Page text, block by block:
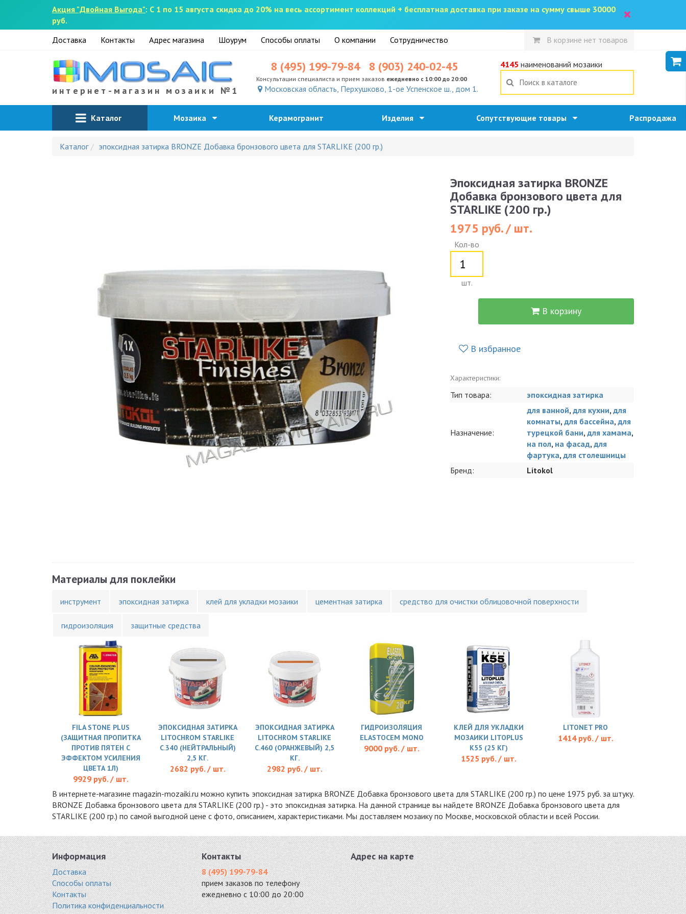
Акция "Двойная Выгода": С 1 по 15 августа скидка до 20% на весь ассортимент коллекций + бесплатная доставка при заказе на сумму свыше 30000
руб.
×
Доставка Контакты Адрес магазина Шоурум Способы оплаты О компании Сотрудничество В корзине нет товаров
интернет-магазин мозаики №1
8 (495) 199-79-84 8 (903) 240-02-45
Консультации специалиста и прием заказов ежедневно с 10:00 до 20:00
Московская область, Перхушково, 1-ое Успенское ш., дом 1.
4145 наименований мозаики
Каталог Мозаика Керамогранит Изделия Сопутствующие товары Распродажа
Каталог эпоксидная затирка BRONZE Добавка бронзового цвета для STARLIKE (200 гр.)
Эпоксидная затирка BRONZE
Добавка бронзового цвета для
STARLIKE (200 гр.)
1975 руб. / шт.
Кол-во
шт.
В корзину
В избранное
Характеристики:
Тип товара: эпоксидная затирка
Назначение:
для ванной, для кухни, для
комнаты, для бассейна, для
турецкой бани, для хамама,
на пол, на фасад, для
фартука, для столешницы
Бренд:
Litokol
Материалы для поклейки
инструмент эпоксидная затирка клей для укладки мозаики цементная затирка средство для очистки облицовочной поверхности
гидроизоляция защитные средства
FILA STONE PLUS
(ЗАЩИТНАЯ ПРОПИТКА
ПРОТИВ ПЯТЕН С
ЭФФЕКТОМ УСИЛЕНИЯ
ЦВЕТА 1Л)
9929 руб. / шт.
ЭПОКСИДНАЯ ЗАТИРКА
LITOCHROM STARLIKE
C.340 (НЕЙТРАЛЬНЫЙ)
2,5 КГ.
2682 руб. / шт.
ЭПОКСИДНАЯ ЗАТИРКА
LITOCHROM STARLIKE
C.460 (ОРАНЖЕВЫЙ) 2,5
КГ.
2982 руб. / шт.
ГИДРОИЗОЛЯЦИЯ
ELASTOCEM MONO
9000 руб. / шт.
КЛЕЙ ДЛЯ УКЛАДКИ
МОЗАИКИ LITOPLUS
K55 (25 КГ)
1525 руб. / шт.
LITONET PRO
1414 руб. / шт.
В интернете-магазине magazin-mozaiki.ru можно купить эпоксидная затирка BRONZE Добавка бронзового цвета для STARLIKE (200 гр.) по цене 1975 руб. за штуку.
BRONZE Добавка бронзового цвета для STARLIKE (200 гр.) - это эпоксидная затирка. На данной странице вы найдете BRONZE Добавка бронзового цвета для
STARLIKE (200 гр.) по самой выгодной цене с фото, описанием, характеристиками. Мы доставляем мозаику по Москве, московской области и всей России.
Информация
Доставка
Способы оплаты
Контакты
Политика конфиденциальности
Контакты
8 (495) 199-79-84
прием заказов по телефону
ежедневно с 10:00 до 20:00
Адрес на карте